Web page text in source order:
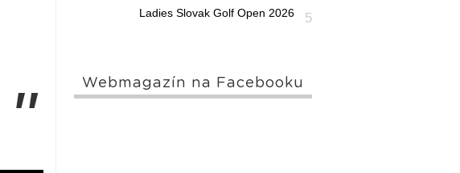
"
5
Ladies Slovak Golf Open 2026
Webmagazín na Facebooku